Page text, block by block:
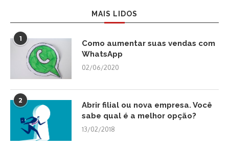
MAIS LIDOS
1
Como aumentar suas vendas com
WhatsApp
02/06/2020
2
Abrir filial ou nova empresa. Você
sabe qual é a melhor opção?
13/02/2018